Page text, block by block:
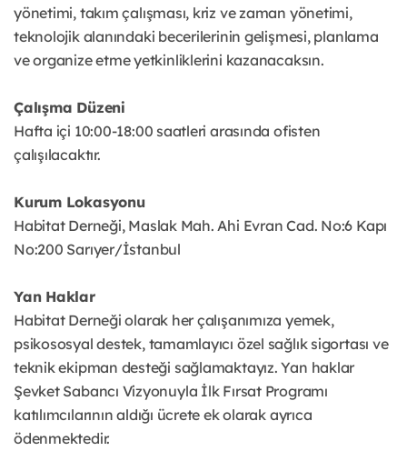
yönetimi, takım çalışması, kriz ve zaman yönetimi,
teknolojik alanındaki becerilerinin gelişmesi, planlama
ve organize etme yetkinliklerini kazanacaksın.
Çalışma Düzeni
Hafta içi 10:00-18:00 saatleri arasında ofisten
çalışılacaktır.
Kurum Lokasyonu
Habitat Derneği, Maslak Mah. Ahi Evran Cad. No:6 Kapı
No:200 Sarıyer/İstanbul
Yan Haklar
Habitat Derneği olarak her çalışanımıza yemek,
psikososyal destek, tamamlayıcı özel sağlık sigortası ve
teknik ekipman desteği sağlamaktayız. Yan haklar
Şevket Sabancı Vizyonuyla İlk Fırsat Programı
katılımcılarının aldığı ücrete ek olarak ayrıca
ödenmektedir.